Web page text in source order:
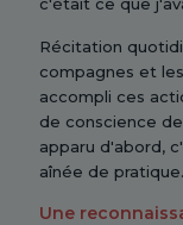
Récitation
compagnes et
accompli ces
de conscience
apparu d'abord,
aînée de pratique.
Une